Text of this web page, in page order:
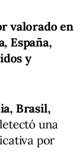
valorado en
España,
y
Brasil,
una
por